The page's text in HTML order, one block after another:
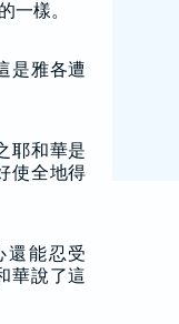
一樣。
是雅各遭
耶和華是
使全地得
還能忍受
華說了這